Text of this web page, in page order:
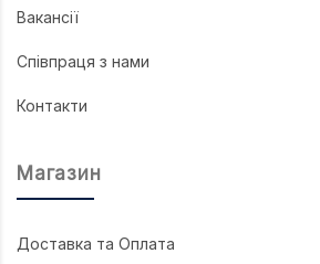
Вакансії
Співпраця з нами
Контакти
Магазин
Доставка та Оплата